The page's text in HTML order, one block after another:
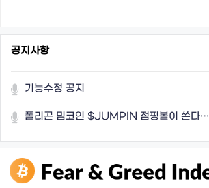
공지사항
기능수정 공지
폴리곤 밈코인 $JUMPIN 점핑볼이 쏜다…